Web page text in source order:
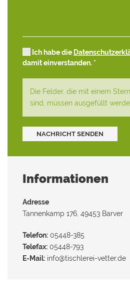
Ich habe die
damit einverstanden. *
Die Felder, die mit einem
sind, müssen ausgefüllt
NACHRICHT SENDEN
Informationen
Adresse
Tannenkamp 176, 49453 Barver
Telefon: 05448-385
Telefax: 05448-793
E-Mail: info@tischlerei-vetter.de